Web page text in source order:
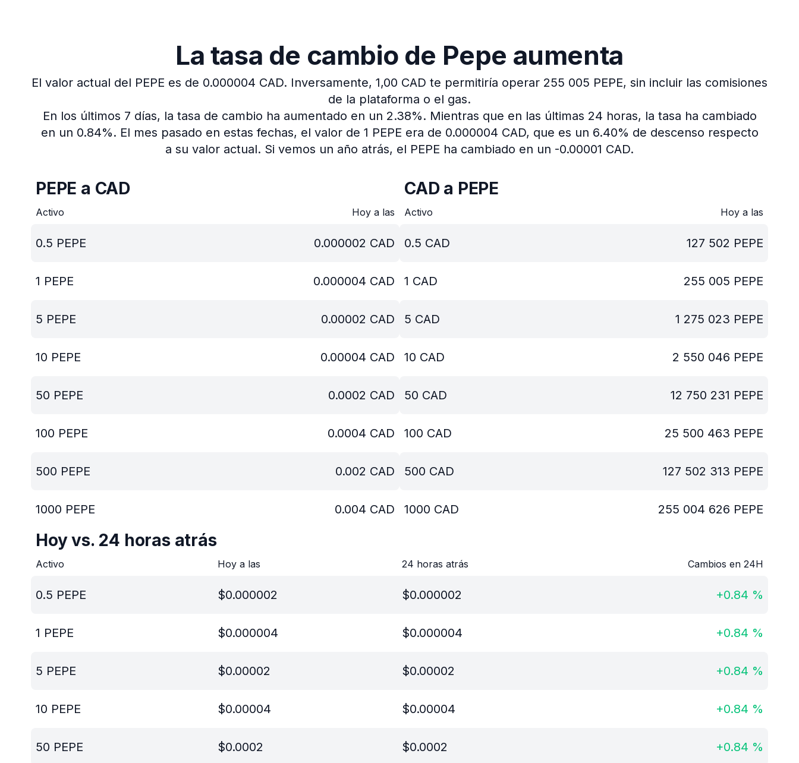
La tasa de cambio de Pepe aumenta
El valor actual del PEPE es de 0.000004 CAD. Inversamente, 1,00 CAD te permitiría operar 255 005 PEPE, sin incluir las comisiones
de la plataforma o el gas.
En los últimos 7 días, la tasa de cambio ha aumentado en un 2.38%. Mientras que en las últimas 24 horas, la tasa ha cambiado
en un 0.84%. El mes pasado en estas fechas, el valor de 1 PEPE era de 0.000004 CAD, que es un 6.40% de descenso respecto
a su valor actual. Si vemos un año atrás, el PEPE ha cambiado en un -0.00001 CAD.
PEPE a CAD
Activo Hoy a las
0.5 PEPE 0.000002 CAD
1 PEPE 0.000004 CAD
5 PEPE 0.00002 CAD
10 PEPE 0.00004 CAD
50 PEPE 0.0002 CAD
100 PEPE 0.0004 CAD
500 PEPE 0.002 CAD
1000 PEPE 0.004 CAD
CAD a PEPE
Activo Hoy a las
0.5 CAD 127 502 PEPE
1 CAD 255 005 PEPE
5 CAD 1 275 023 PEPE
10 CAD 2 550 046 PEPE
50 CAD 12 750 231 PEPE
100 CAD 25 500 463 PEPE
500 CAD 127 502 313 PEPE
1000 CAD 255 004 626 PEPE
Hoy vs. 24 horas atrás
Activo Hoy a las 24 horas atrás Cambios en 24H
0.5 PEPE $0.000002 $0.000002 +0.84 %
1 PEPE $0.000004 $0.000004 +0.84 %
5 PEPE $0.00002 $0.00002 +0.84 %
10 PEPE $0.00004 $0.00004 +0.84 %
50 PEPE $0.0002 $0.0002 +0.84 %